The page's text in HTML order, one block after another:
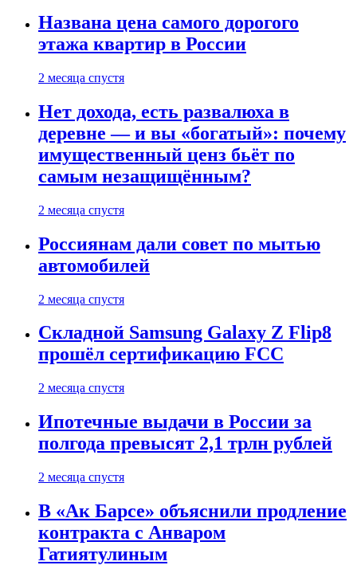
Названа цена самого дорогого
этажа квартир в России
2 месяца спустя
Нет дохода, есть развалюха в
деревне — и вы «богатый»: почему
имущественный ценз бьёт по
самым незащищённым?
2 месяца спустя
Россиянам дали совет по мытью
автомобилей
2 месяца спустя
Складной Samsung Galaxy Z Flip8
прошёл сертификацию FCC
2 месяца спустя
Ипотечные выдачи в России за
полгода превысят 2,1 трлн рублей
2 месяца спустя
В «Ак Барсе» объяснили продление
контракта с Анваром
Гатиятулиным